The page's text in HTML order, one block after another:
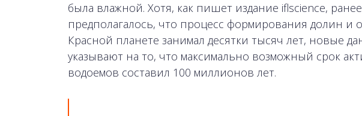
была влажной. Хотя, как пишет издание iflscience, ранее
предполагалось, что процесс формирования долин и
Красной планете занимал десятки тысяч лет, новые
указывают на то, что максимально возможный срок
водоемов составил 100 миллионов лет.